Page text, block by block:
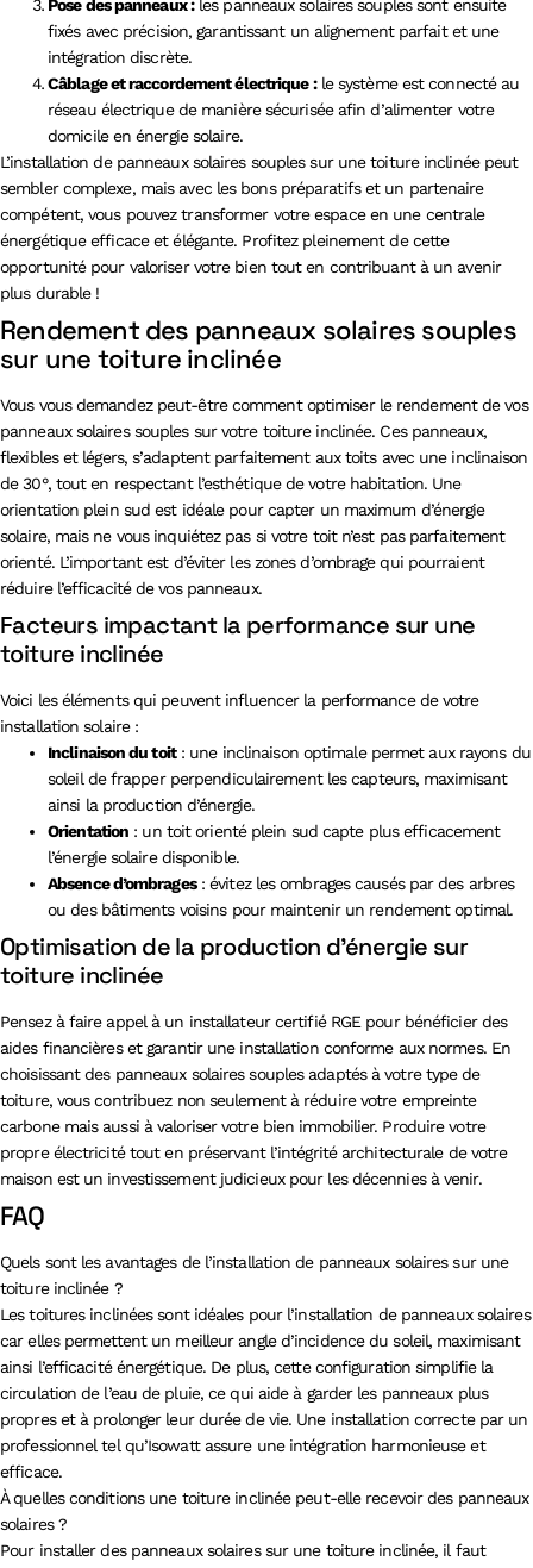
Pose des panneaux :les panneaux solaires souples sont ensuite
fixés avec précision, garantissant un alignement parfait et une
intégration discrète.
Câblage et raccordement électrique :le système est connecté au
réseau électrique de manière sécurisée afin d’alimenter votre
domicile en énergie solaire.
L’installation de panneaux solaires souples sur une toiture inclinée peut
sembler complexe, mais avec les bons préparatifs et un partenaire
compétent, vous pouvez transformer votre espace en une centrale
énergétique efficace et élégante. Profitez pleinement de cette
opportunité pour valoriser votre bien tout en contribuant à un avenir
plus durable !
Rendement des panneaux solaires souples
sur une toiture inclinée
Vous vous demandez peut-être comment optimiser le rendement de vos
panneaux solaires souples sur votre toiture inclinée. Ces panneaux,
flexibles et légers, s’adaptent parfaitement aux toits avec une inclinaison
de 30°, tout en respectant l’esthétique de votre habitation. Une
orientation plein sud est idéale pour capter un maximum d’énergie
solaire, mais ne vous inquiétez pas si votre toit n’est pas parfaitement
orienté. L’important est d’éviter les zones d’ombrage qui pourraient
réduire l’efficacité de vos panneaux.
Facteurs impactant la performance sur une
toiture inclinée
Voici les éléments qui peuvent influencer la performance de votre
installation solaire :
Inclinaison du toit: une inclinaison optimale permet aux rayons du
soleil de frapper perpendiculairement les capteurs, maximisant
ainsi la production d’énergie.
Orientation : un toit orienté plein sud capte plus efficacement
l’énergie solaire disponible.
Absence d’ombrages: évitez les ombrages causés par des arbres
ou des bâtiments voisins pour maintenir un rendement optimal.
Optimisation de la production d’énergie sur
toiture inclinée
Pensez à faire appel à un installateur certifié RGE pour bénéficier des
aides financières et garantir une installation conforme aux normes. En
choisissant des panneaux solaires souples adaptés à votre type de
toiture, vous contribuez non seulement à réduire votre empreinte
carbone mais aussi à valoriser votre bien immobilier. Produire votre
propre électricité tout en préservant l’intégrité architecturale de votre
maison est un investissement judicieux pour les décennies à venir.
FAQ
Quels sont les avantages de l’installation de panneaux solaires sur une
toiture inclinée ?
Les toitures inclinées sont idéales pour l’installation de panneaux solaires
car elles permettent un meilleur angle d’incidence du soleil, maximisant
ainsi l’efficacité énergétique. De plus, cette configuration simplifie la
circulation de l’eau de pluie, ce qui aide à garder les panneaux plus
propres et à prolonger leur durée de vie. Une installation correcte par un
professionnel tel qu’Isowatt assure une intégration harmonieuse et
efficace.
À quelles conditions une toiture inclinée peut-elle recevoir des panneaux
solaires ?
Pour installer des panneaux solaires sur une toiture inclinée, il faut